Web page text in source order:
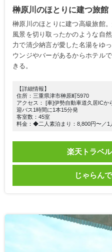
榊原川のほとりに建つ旅館
榊原川のほとりに建つ高級旅館
風景を切り取ったかのような自
力で清少納言が愛した名湯をゆ
ウンジやバーがあるからホテル
きる。
【詳細情報】
住所：三重県津市榊原町5970
アクセス： [車]伊勢自動車道久居ICか
迎バス1時間に1本15分発
客室数：45室
料金：◆二人素泊まり：8,800円〜／1
楽天トラベ
じゃらん